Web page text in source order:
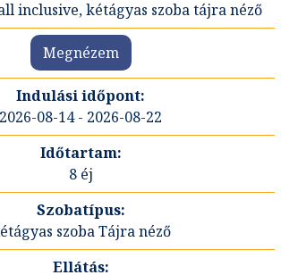
inclusive, kétágyas szoba tájra néző
Megnézem
2026-08-14 - 2026-08-22
8 éj
szoba Tájra néző